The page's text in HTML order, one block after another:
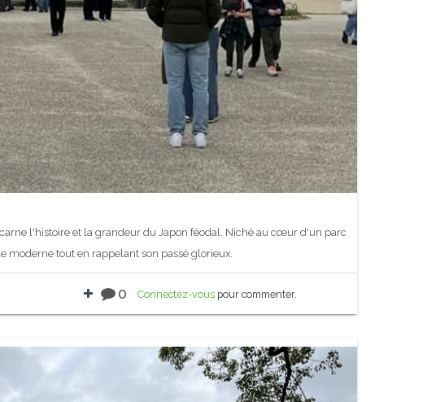
l'histoire et la grandeur du Japon féodal. Niché au cœur d'un parc
tout en rappelant son passé glorieux.
0 Connectez-vous pour commenter.